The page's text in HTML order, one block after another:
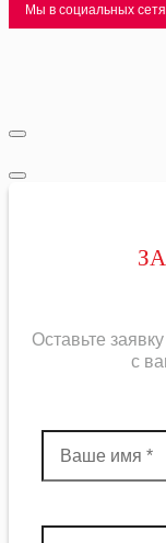
Мы в социальных
Оставьте
с